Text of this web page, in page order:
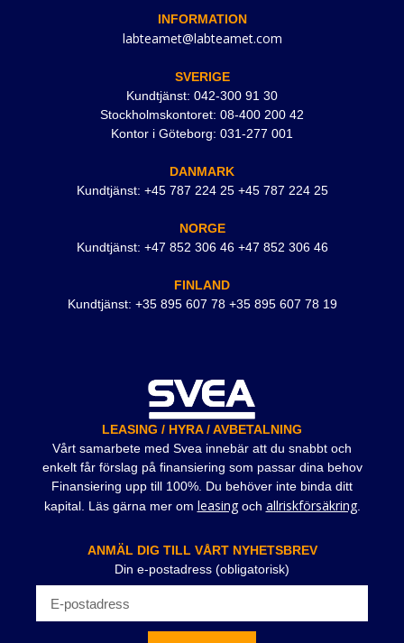
INFORMATION
labteamet@labteamet.com
SVERIGE
Kundtjänst: 042-300 91 30
Stockholmskontoret: 08-400 200 42
Kontor i Göteborg: 031-277 001
DANMARK
Kundtjänst: +45 787 224 25 +45 787 224 25
NORGE
Kundtjänst: +47 852 306 46 +47 852 306 46
FINLAND
Kundtjänst: +35 895 607 78 +35 895 607 78 19
LEASING / HYRA / AVBETALNING
Vårt samarbete med Svea innebär att du snabbt och
enkelt får förslag på finansiering som passar dina behov
Finansiering upp till 100%. Du behöver inte binda ditt
kapital. Läs gärna mer om leasingoch allriskförsäkring.
ANMÄL DIG TILL VÅRT NYHETSBREV
Din e-postadress (obligatorisk)